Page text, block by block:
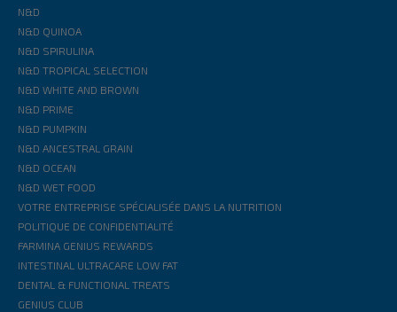
N&D
N&D QUINOA
N&D SPIRULINA
N&D TROPICAL SELECTION
N&D WHITE AND BROWN
N&D PRIME
N&D PUMPKIN
N&D ANCESTRAL GRAIN
N&D OCEAN
N&D WET FOOD
VOTRE ENTREPRISE SPÉCIALISÉE DANS LA NUTRITION
POLITIQUE DE CONFIDENTIALITÉ
FARMINA GENIUS REWARDS
INTESTINAL ULTRACARE LOW FAT
DENTAL & FUNCTIONAL TREATS
GENIUS CLUB